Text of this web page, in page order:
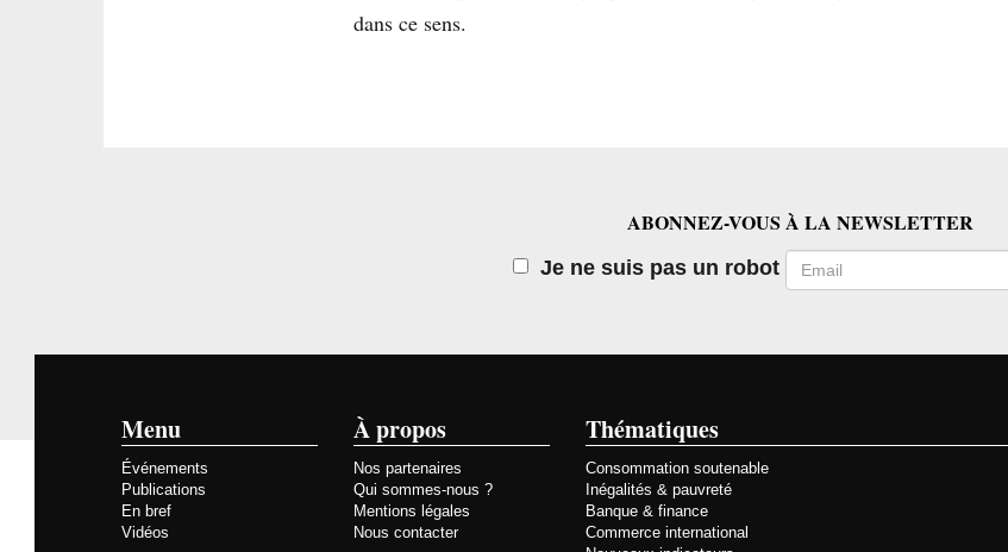
dans ce sens.
ABONNEZ-VOUS À LA NEWSLETTER
Je ne suis pas un robot Email
Menu
Événements
Publications
En bref
Vidéos
À propos
Nos partenaires
Qui sommes-nous ?
Mentions légales
Nous contacter
Thématiques
Consommation soutenable
Inégalités & pauvreté
Banque & finance
Commerce international